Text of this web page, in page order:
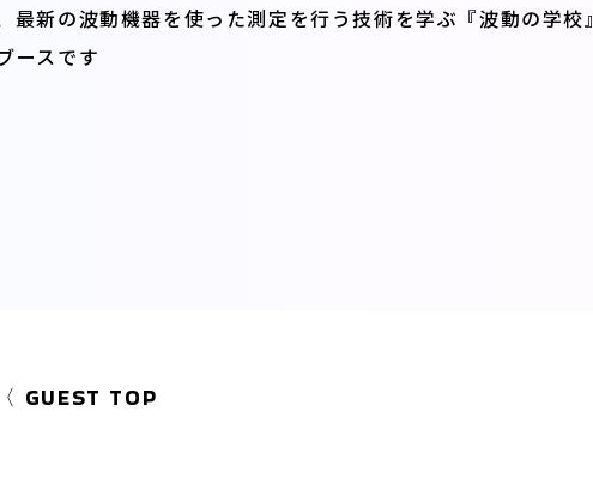
新の波動機器を使った測定を行う技術を学ぶ『波動の学校』
ースです
〈 GUEST TOP